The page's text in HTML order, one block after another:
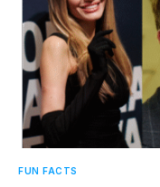
FUN FACTS